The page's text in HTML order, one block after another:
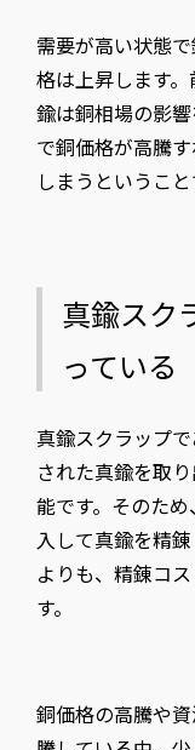
需要が高い状態
格は上昇します
鍮は銅相場の影
で銅価格が高騰
しまうということ
真鍮スク
っている
真鍮スクラップ
された真鍮を取
能です。そのた
入して真鍮を精
よりも、精錬コ
す。
銅価格の高騰や